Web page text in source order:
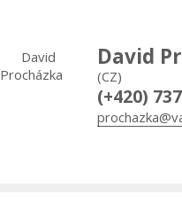
David
(CZ)
(+420)